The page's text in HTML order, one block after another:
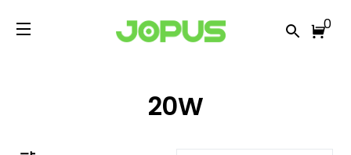
0
20W